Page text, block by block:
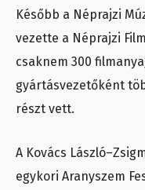
Később a Néprajzi
vezette a Néprajzi
csaknem 300
gyártásvezetőként
részt vett.
A Kovács
egykori Aranyszem